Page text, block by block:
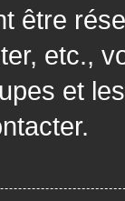
être
etc.,
et